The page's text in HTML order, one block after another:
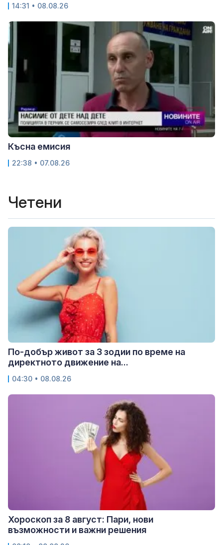
14:31 • 08.08.26
Късна емисия
22:38 • 07.08.26
Четени
По-добър живот за 3 зодии по време на
директното движение на...
04:30 • 08.08.26
Хороскоп за 8 август: Пари, нови
възможности и важни решения